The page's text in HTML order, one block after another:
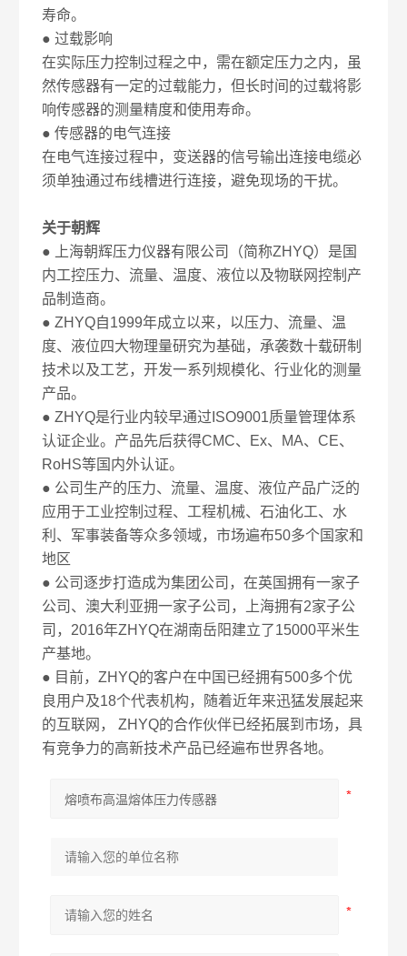
寿命。
● 过载影响
在实际压力控制过程之中，需在额定压力之内，虽
然传感器有一定的过载能力，但长时间的过载将影
响传感器的测量精度和使用寿命。
● 传感器的电气连接
在电气连接过程中，变送器的信号输出连接电缆必
须单独通过布线槽进行连接，避免现场的干扰。
关于朝辉
● 上海朝辉压力仪器有限公司（简称ZHYQ）是国
内工控压力、流量、温度、液位以及物联网控制产
品制造商。
● ZHYQ自1999年成立以来，以压力、流量、温
度、液位四大物理量研究为基础，承袭数十载研制
技术以及工艺，开发一系列规模化、行业化的测量
产品。
● ZHYQ是行业内较早通过ISO9001质量管理体系
认证企业。产品先后获得CMC、Ex、MA、CE、
RoHS等国内外认证。
● 公司生产的压力、流量、温度、液位产品广泛的
应用于工业控制过程、工程机械、石油化工、水
利、军事装备等众多领域，市场遍布50多个国家和
地区
● 公司逐步打造成为集团公司，在英国拥有一家子
公司、澳大利亚拥一家子公司，上海拥有2家子公
司，2016年ZHYQ在湖南岳阳建立了15000平米生
产基地。
● 目前，ZHYQ的客户在中国已经拥有500多个优
良用户及18个代表机构，随着近年来迅猛发展起来
的互联网， ZHYQ的合作伙伴已经拓展到市场，具
有竞争力的高新技术产品已经遍布世界各地。